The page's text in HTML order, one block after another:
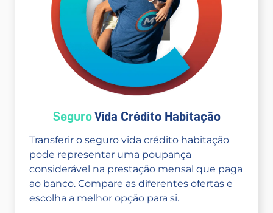
SeguroVida Crédito Habitação
Transferir o seguro vida crédito habitação
pode representar uma poupança
considerável na prestação mensal que paga
ao banco. Compare as diferentes ofertas e
escolha a melhor opção para si.